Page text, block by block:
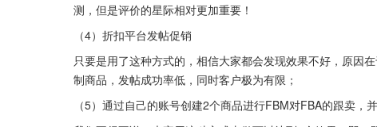
测，但是评价的星际相对更加重要！
（4）折扣平台发帖促销
只要是用了这种方式的，相信大家都会发现效果不好，原因
制商品，发帖成功率低，同时客户极为有限；
（5）通过自己的账号创建2个商品进行FBM对FBA的跟卖，